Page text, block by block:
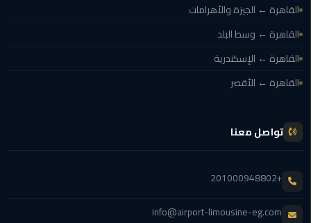
ليموزين
المعادي
العاشر
رمضان
الزمالك
القاهرة ← الجيزة والأهرامات
القاهرة ← وسط البلد
القاهرة ← الإسكندرية
القاهرة ← الأقصر
تواصل معنا
+201000948802
info@airport-limousine-eg.com